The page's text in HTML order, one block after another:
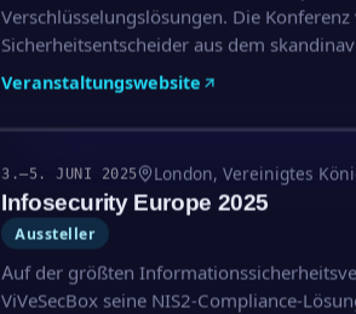
Verschlüsselungslösungen. Die
Sicherheitsentscheider aus dem
Veranstaltungswebsite
3.–5. JUNI 2025 London, Vereinigtes
Infosecurity Europe 2025
Aussteller
Auf der größten
ViVeSecBox seine NIS2-Compliance-